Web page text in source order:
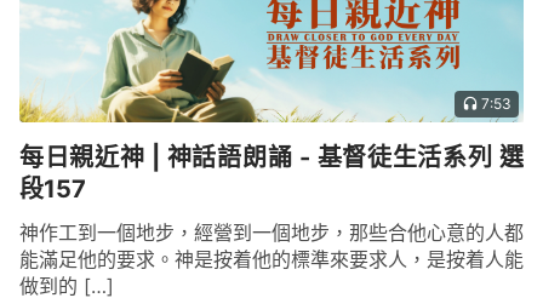
但的敗壞裏，人活在撒但的生活圈裏，人已經不知道
什麽是聖潔了，不知道怎麽定義聖潔了，即便當你感
受到神的聖潔的時候，你也不會肯定地把它定義為這
就是神的聖潔，這就是人對神的聖潔的認識的一個差
距。
——《話・卷二 關于認識神・獨一無二的神自己
四》
7:53
每日親近神 | 神話語朗誦 - 基督徒生活系列 選
段157
神作工到一個地步，經營到一個地步，那些合他心意的人都
能滿足他的要求。神是按着他的標準來要求人，是按着人能
做到的 […]